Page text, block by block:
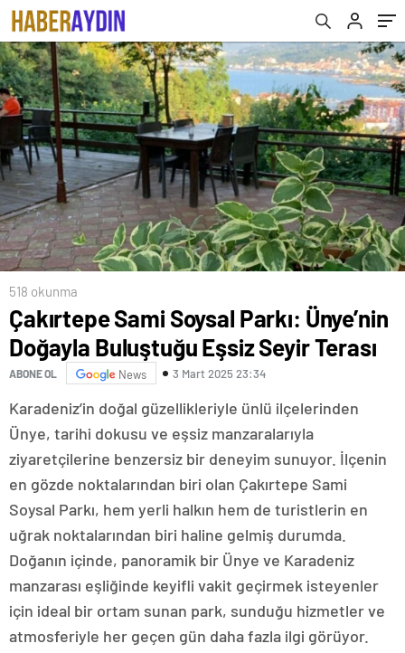
518 okunma
Çakırtepe Sami Soysal Parkı: Ünye’nin
Doğayla Buluştuğu Eşsiz Seyir Terası
ABONE OL News 3 Mart 2025 23:34
Karadeniz’in doğal güzellikleriyle ünlü ilçelerinden
Ünye, tarihi dokusu ve eşsiz manzaralarıyla
ziyaretçilerine benzersiz bir deneyim sunuyor. İlçenin
en gözde noktalarından biri olan Çakırtepe Sami
Soysal Parkı, hem yerli halkın hem de turistlerin en
uğrak noktalarından biri haline gelmiş durumda.
Doğanın içinde, panoramik bir Ünye ve Karadeniz
manzarası eşliğinde keyifli vakit geçirmek isteyenler
için ideal bir ortam sunan park, sunduğu hizmetler ve
atmosferiyle her geçen gün daha fazla ilgi görüyor.